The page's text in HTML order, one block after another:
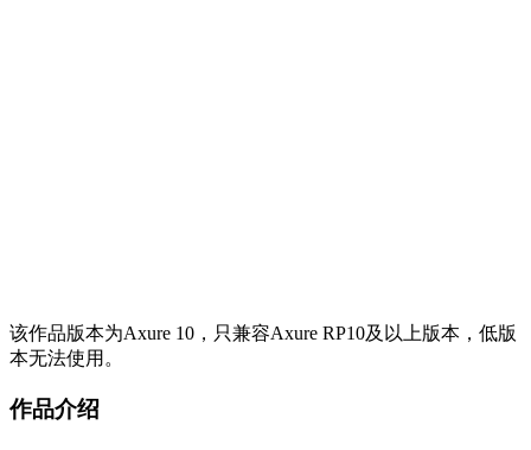
该作品版本为Axure 10，只兼容Axure RP10及以上版本，低版
本无法使用。
作品介绍